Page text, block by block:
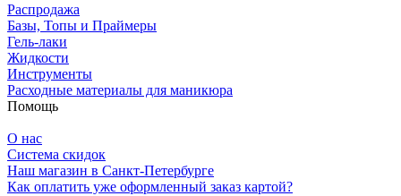
Распродажа
Базы, Топы и Праймеры
Гель-лаки
Жидкости
Инструменты
Расходные материалы для маникюра
Помощь
О нас
Система скидок
Наш магазин в Санкт-Петербурге
Как оплатить уже оформленный заказ картой?